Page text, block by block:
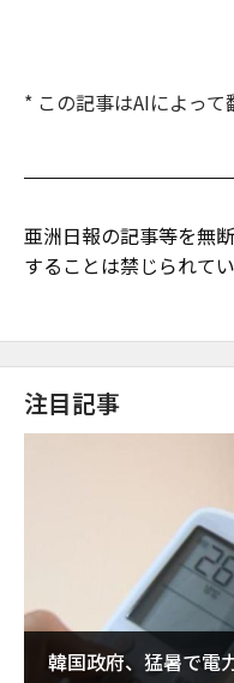
* この記事はAIによって
亜洲日報の記事等を無
することは禁じられてい
注目記事
韓国政府、猛暑で電